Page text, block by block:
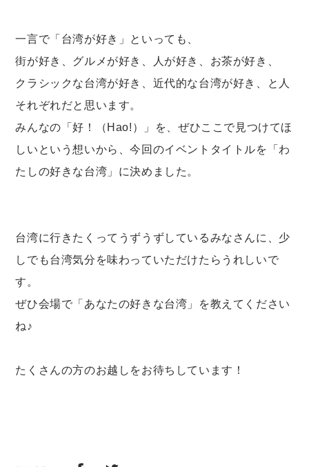
一言で「台湾が好き」といっても、
街が好き、グルメが好き、人が好き、お茶が好き、
クラシックな台湾が好き、近代的な台湾が好き、と人
それぞれだと思います。
みんなの「好！（Hao!）」を、ぜひここで見つけてほ
しいという想いから、今回のイベントタイトルを「わ
たしの好きな台湾」に決めました。
台湾に行きたくってうずうずしているみなさんに、少
しでも台湾気分を味わっていただけたらうれしいで
す。
ぜひ会場で「あなたの好きな台湾」を教えてください
ね♪
たくさんの方のお越しをお待ちしています！